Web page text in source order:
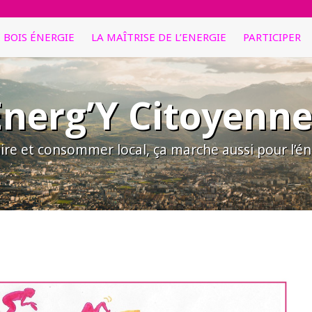
BOIS ÉNERGIE LA MAÎTRISE DE L’ENERGIE PARTICIPER
et consommer local, ça marche aussi pour